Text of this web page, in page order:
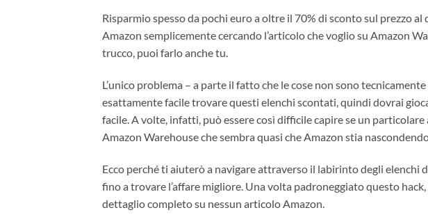
Risparmio spesso da pochi euro a oltre il 70% di sconto sul prezzo
Amazon semplicemente cercando l’articolo che voglio su Amazon
trucco, puoi farlo anche tu.
L’unico problema – a parte il fatto che le cose non sono
esattamente facile trovare questi elenchi scontati, quindi dovrai
facile. A volte, infatti, può essere così difficile capire se un
Amazon Warehouse che sembra quasi che Amazon stia
Ecco perché ti aiuterò a navigare attraverso il labirinto degli elenchi
fino a trovare l’affare migliore. Una volta padroneggiato questo
dettaglio completo su nessun articolo Amazon.